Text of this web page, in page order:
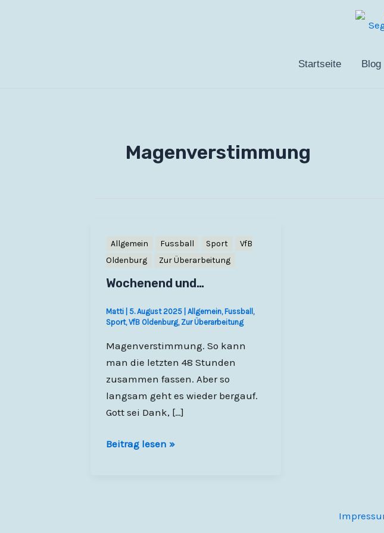
Startseite Blog
Magenverstimmung
Allgemein Fussball Sport
VfB
Oldenburg
Zur Überarbeitung
Wochenend und…
Matti 5. August 2025 Allgemein, Fussball ,
Sport,VfB Oldenburg, Zur Überarbeitung
Magenverstimmung. So kann
man die letzten 48 Stunden
zusammen fassen. Aber so
langsam geht es wieder bergauf.
Gott sei Dank, […]
Wochenend
Beitrag lesen »